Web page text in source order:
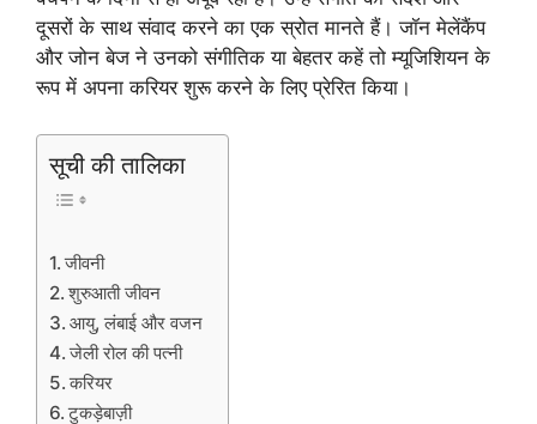
दूसरों के साथ संवाद करने का एक स्रोत मानते हैं। जॉन मेलेंकैंप
और जोन बेज ने उनको संगीतिक या बेहतर कहें तो म्यूजिशियन के
रूप में अपना करियर शुरू करने के लिए प्रेरित किया।
सूची की तालिका
जीवनी
शुरुआती जीवन
आयु, लंबाई और वजन
जेली रोल की पत्नी
करियर
टुकड़ेबाज़ी